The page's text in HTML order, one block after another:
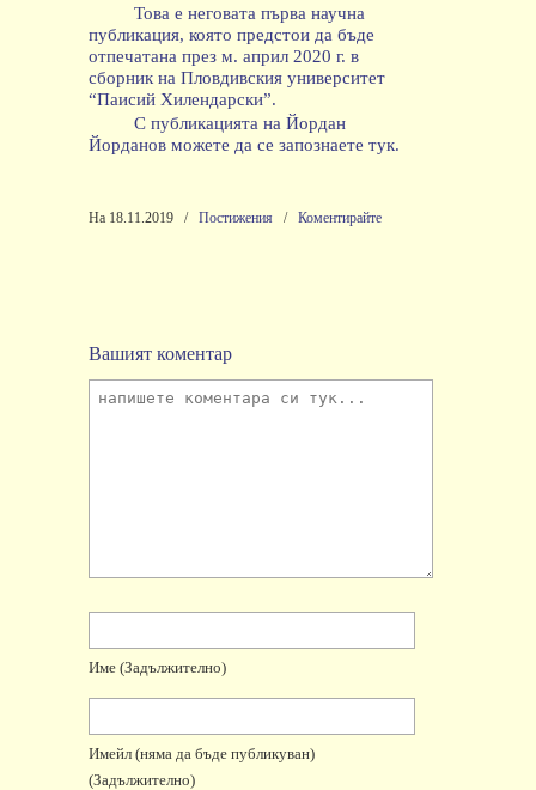
Това е неговата първа научна
публикация, която предстои да бъде
отпечатана през м. април 2020 г. в
сборник на Пловдивския университет
“Паисий Хилендарски”.
С публикацията на Йордан
Йорданов можете да се запознаете тук.
На 18.11.2019 / Постижения / Коментирайте
Вашият коментар
Име (задължително)
Имейл (няма да бъде публикуван)
(задължително)